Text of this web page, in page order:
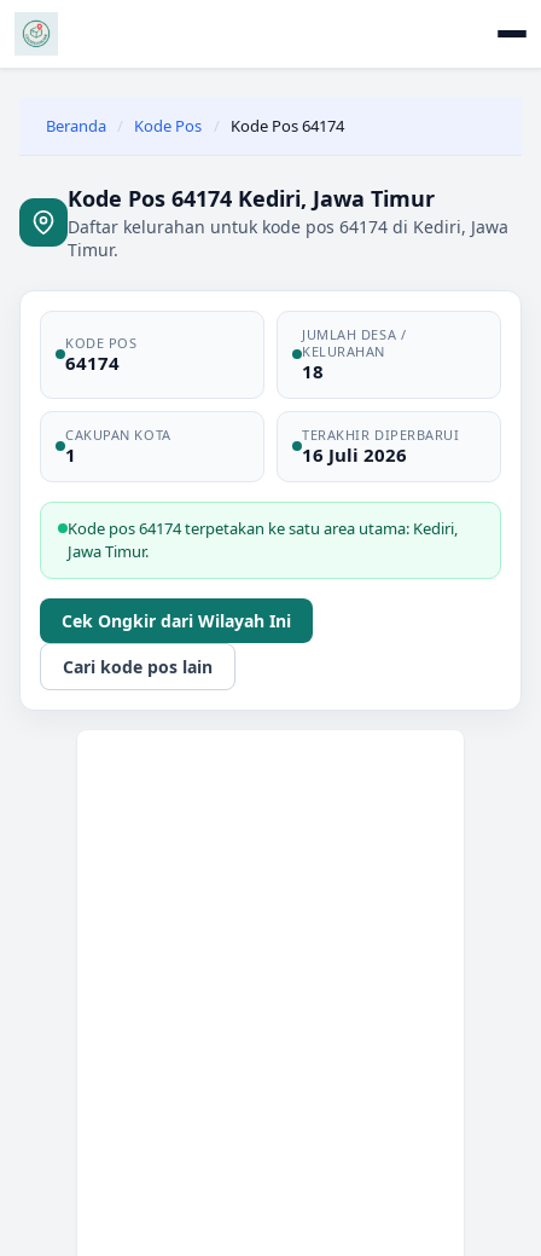
Beranda / Kode Pos / Kode Pos 64174
Kode Pos 64174 Kediri, Jawa Timur
Daftar kelurahan untuk kode pos 64174 di Kediri, Jawa
Timur.
KODE POS
64174
JUMLAH DESA /
KELURAHAN
18
CAKUPAN KOTA
1
TERAKHIR DIPERBARUI
16 Juli 2026
Kode pos 64174 terpetakan ke satu area utama: Kediri,
Jawa Timur.
Cek Ongkir dari Wilayah Ini
Cari kode pos lain